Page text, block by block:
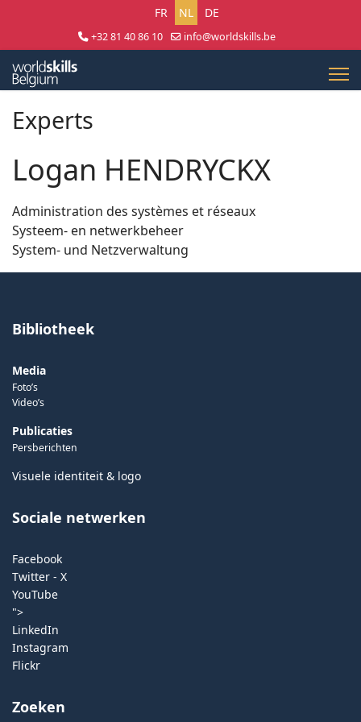
Selecteer uw taal
FR NL DE
+32 81 40 86 10
info@worldskills.be
Experts
Logan HENDRYCKX
Administration des systèmes et réseaux
Systeem- en netwerkbeheer
System- und Netzverwaltung
Bibliotheek
Media
Foto’s
Video’s
Publicaties
Persberichten
Visuele identiteit & logo
Sociale netwerken
Facebook
Twitter - X
YouTube
">
LinkedIn
Instagram
Flickr
Zoeken